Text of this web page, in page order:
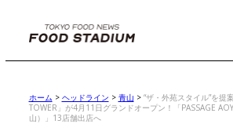
ホーム > ヘッドライン > 青山 > “ザ・外苑スタイル”を提
TOWER」が4月11日グランドオープン！「PASSAGE
山）」13店舗出店へ